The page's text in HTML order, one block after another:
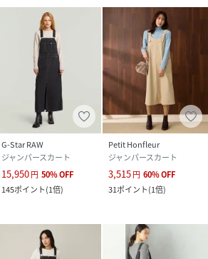
G-Star RAW
ジャンパースカート
15,950円 50%OFF
145ポイント(1倍)
Petit Honfleur
ジャンパースカート
3,515円 60%OFF
31ポイント(1倍)